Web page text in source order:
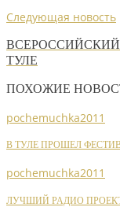
Следующая новость
ТУЛЕ
ПОХОЖИЕ
pochemuchka2011
В ТУЛЕ ПРОШЕЛ
pochemuchka2011
ЛУЧШИЙ РАДИО